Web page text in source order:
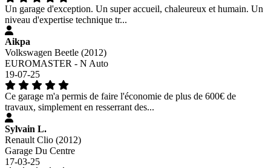
Un garage d'exception. Un super accueil, chaleureux et humain. Un
niveau d'expertise technique tr...
Aikpa
Volkswagen Beetle (2012)
EUROMASTER - N Auto
19-07-25
Ce garage m'a permis de faire l'économie de plus de 600€ de
travaux, simplement en resserrant des...
Sylvain L.
Renault Clio (2012)
Garage Du Centre
17-03-25